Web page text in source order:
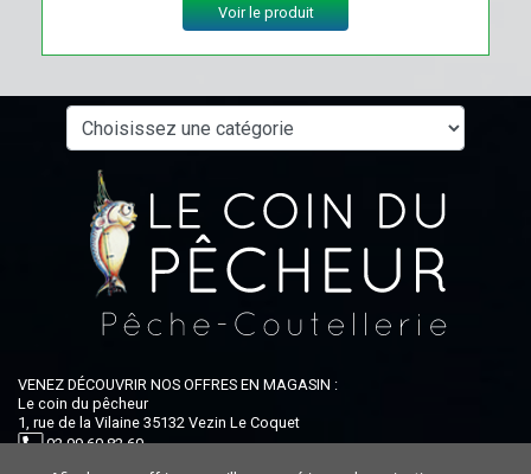
Voir le produit
VENEZ DÉCOUVRIR NOS OFFRES EN MAGASIN :
Le coin du pêcheur
1, rue de la Vilaine 35132 Vezin Le Coquet
02 99 60 82 60